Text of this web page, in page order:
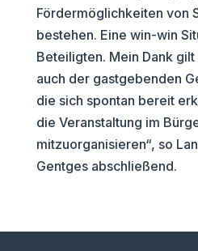
Fördermöglichkeiten von
bestehen. Eine win-win
Beteiligten. Mein Dank gilt
auch der gastgebenden
die sich spontan bereit
die Veranstaltung im
mitzuorganisieren“, so
Gentges abschließend.